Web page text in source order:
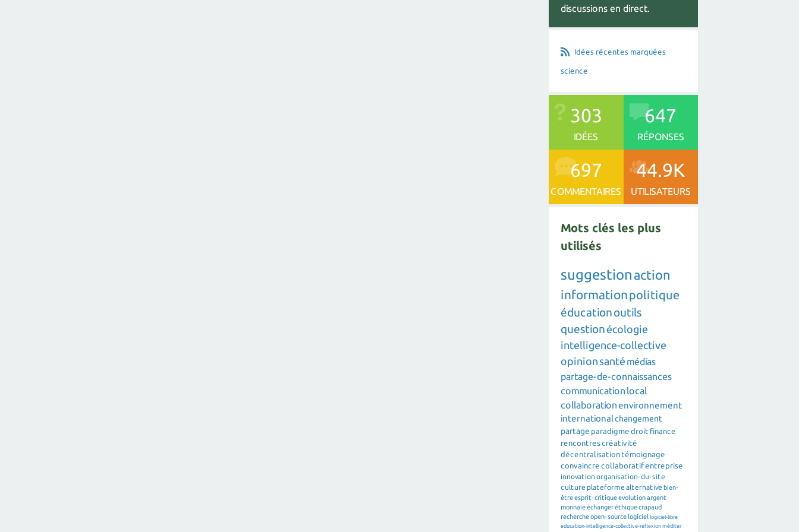
discussions en direct.
Idées récentes marquées
science
303
IDÉES
647
RÉPONSES
697
COMMENTAIRES
44.9K
UTILISATEURS
Mots clés les plus
utilisés
suggestion action
informationpolitique
éducationoutils
question écologie
intelligence-collective
opinion santé médias
partage-de-connaissances
communication local
collaborationenvironnement
internationalchangement
partage paradigme droit finance
rencontrescréativité
décentralisation témoignage
convaincre collaboratifentreprise
innovation organisation-du-site
culture plateforme alternative bien-
êtreesprit-critiqueevolutionargent
monnaieéchangeréthiquecrapaud
rechercheopen-source logiciel logiciel-libre
education-intelligence-collective-réflexion méditer